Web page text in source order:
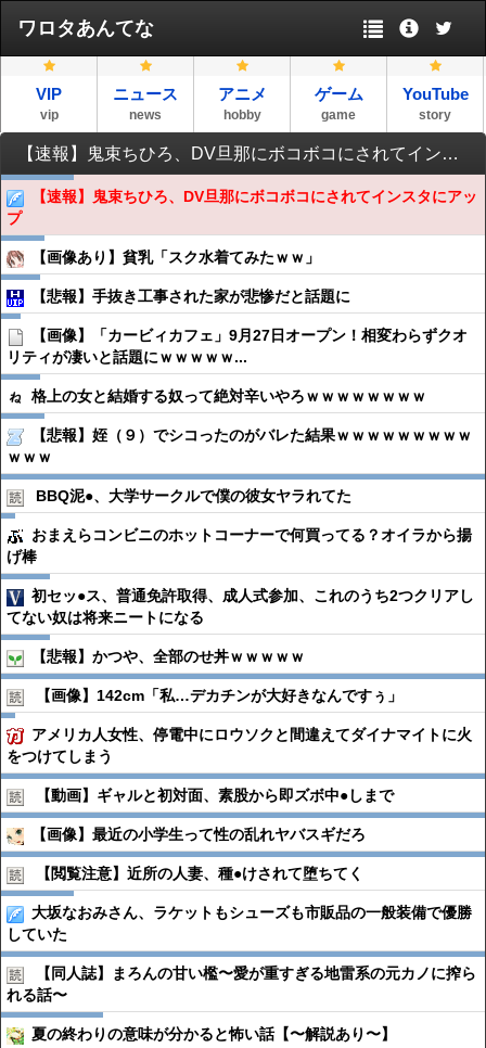
ワロタあんてな
VIP
vip
ニュース
news
アニメ
hobby
ゲーム
game
YouTube
story
【速報】鬼束ちひろ、DV旦那にボコボコにされてインスタにアップ
【速報】鬼束ちひろ、DV旦那にボコボコにされてインスタにアッ
プ
【画像あり】貧乳「スク水着てみたｗｗ」
【悲報】手抜き工事された家が悲惨だと話題に
【画像】「カービィカフェ」9月27日オープン！相変わらずクオ
リティが凄いと話題にｗｗｗｗｗ...
格上の女と結婚する奴って絶対辛いやろｗｗｗｗｗｗｗｗ
【悲報】姪（９）でシコったのがバレた結果ｗｗｗｗｗｗｗｗｗ
ｗｗｗ
BBQ泥●︎、大学サークルで僕の彼女ヤラれてた
おまえらコンビニのホットコーナーで何買ってる？オイラから揚
げ棒
初セッ●ス、普通免許取得、成人式参加、これのうち2つクリアし
てない奴は将来ニートになる
【悲報】かつや、全部のせ丼ｗｗｗｗｗ
【画像】142cm「私…デカチンが大好きなんですぅ」
アメリカ人女性、停電中にロウソクと間違えてダイナマイトに火
をつけてしまう
【動画】ギャルと初対面、素股から即ズボ中●︎しまで
【画像】最近の小学生って性の乱れヤバスギだろ
【閲覧注意】近所の人妻、種●︎けされて堕ちてく
大坂なおみさん、ラケットもシューズも市販品の一般装備で優勝
していた
【同人誌】まろんの甘い檻〜愛が重すぎる地雷系の元カノに搾ら
れる話〜
夏の終わりの意味が分かると怖い話【〜解説あり〜】